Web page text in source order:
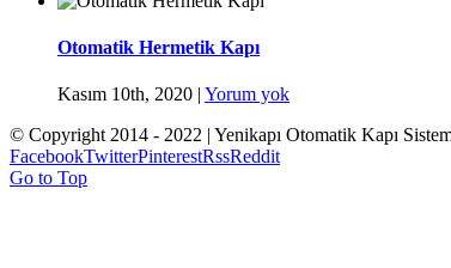
Otomatik Hermetik Kapı
Kasım 10th, 2020 | Yorum yok
© Copyright 2014 - 2022 | Yenikapı Otomatik Kapı
FacebookTwitterPinterestRssReddit
Go to Top